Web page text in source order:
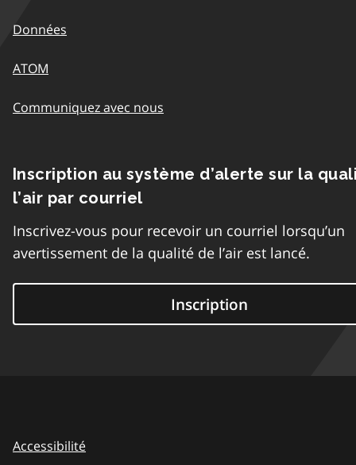
Données
ATOM
Communiquez avec nous
Inscription au système d’alerte sur la
l’air par courriel
Inscrivez-vous pour recevoir un courriel lorsqu’un
avertissement de la qualité de l’air est lancé.
Inscription
Accessibilité